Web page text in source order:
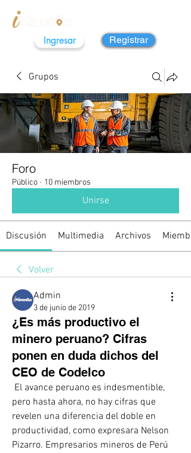
Ingresar Registrar
Grupos
Foro
Público · 10 miembros
Unirse
Discusión Multimedia Archivos
Volver
Admin
3 de junio de 2019
¿Es más productivo el
minero peruano? Cifras
ponen en duda dichos del
CEO de Codelco
pero hasta ahora, no hay cifras que
revelen una diferencia del doble en
productividad, como expresara Nelson
Pizarro. Empresarios mineros de Perú